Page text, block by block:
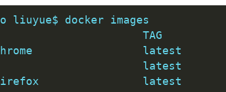
liuyue$ docker images
TAG
latest